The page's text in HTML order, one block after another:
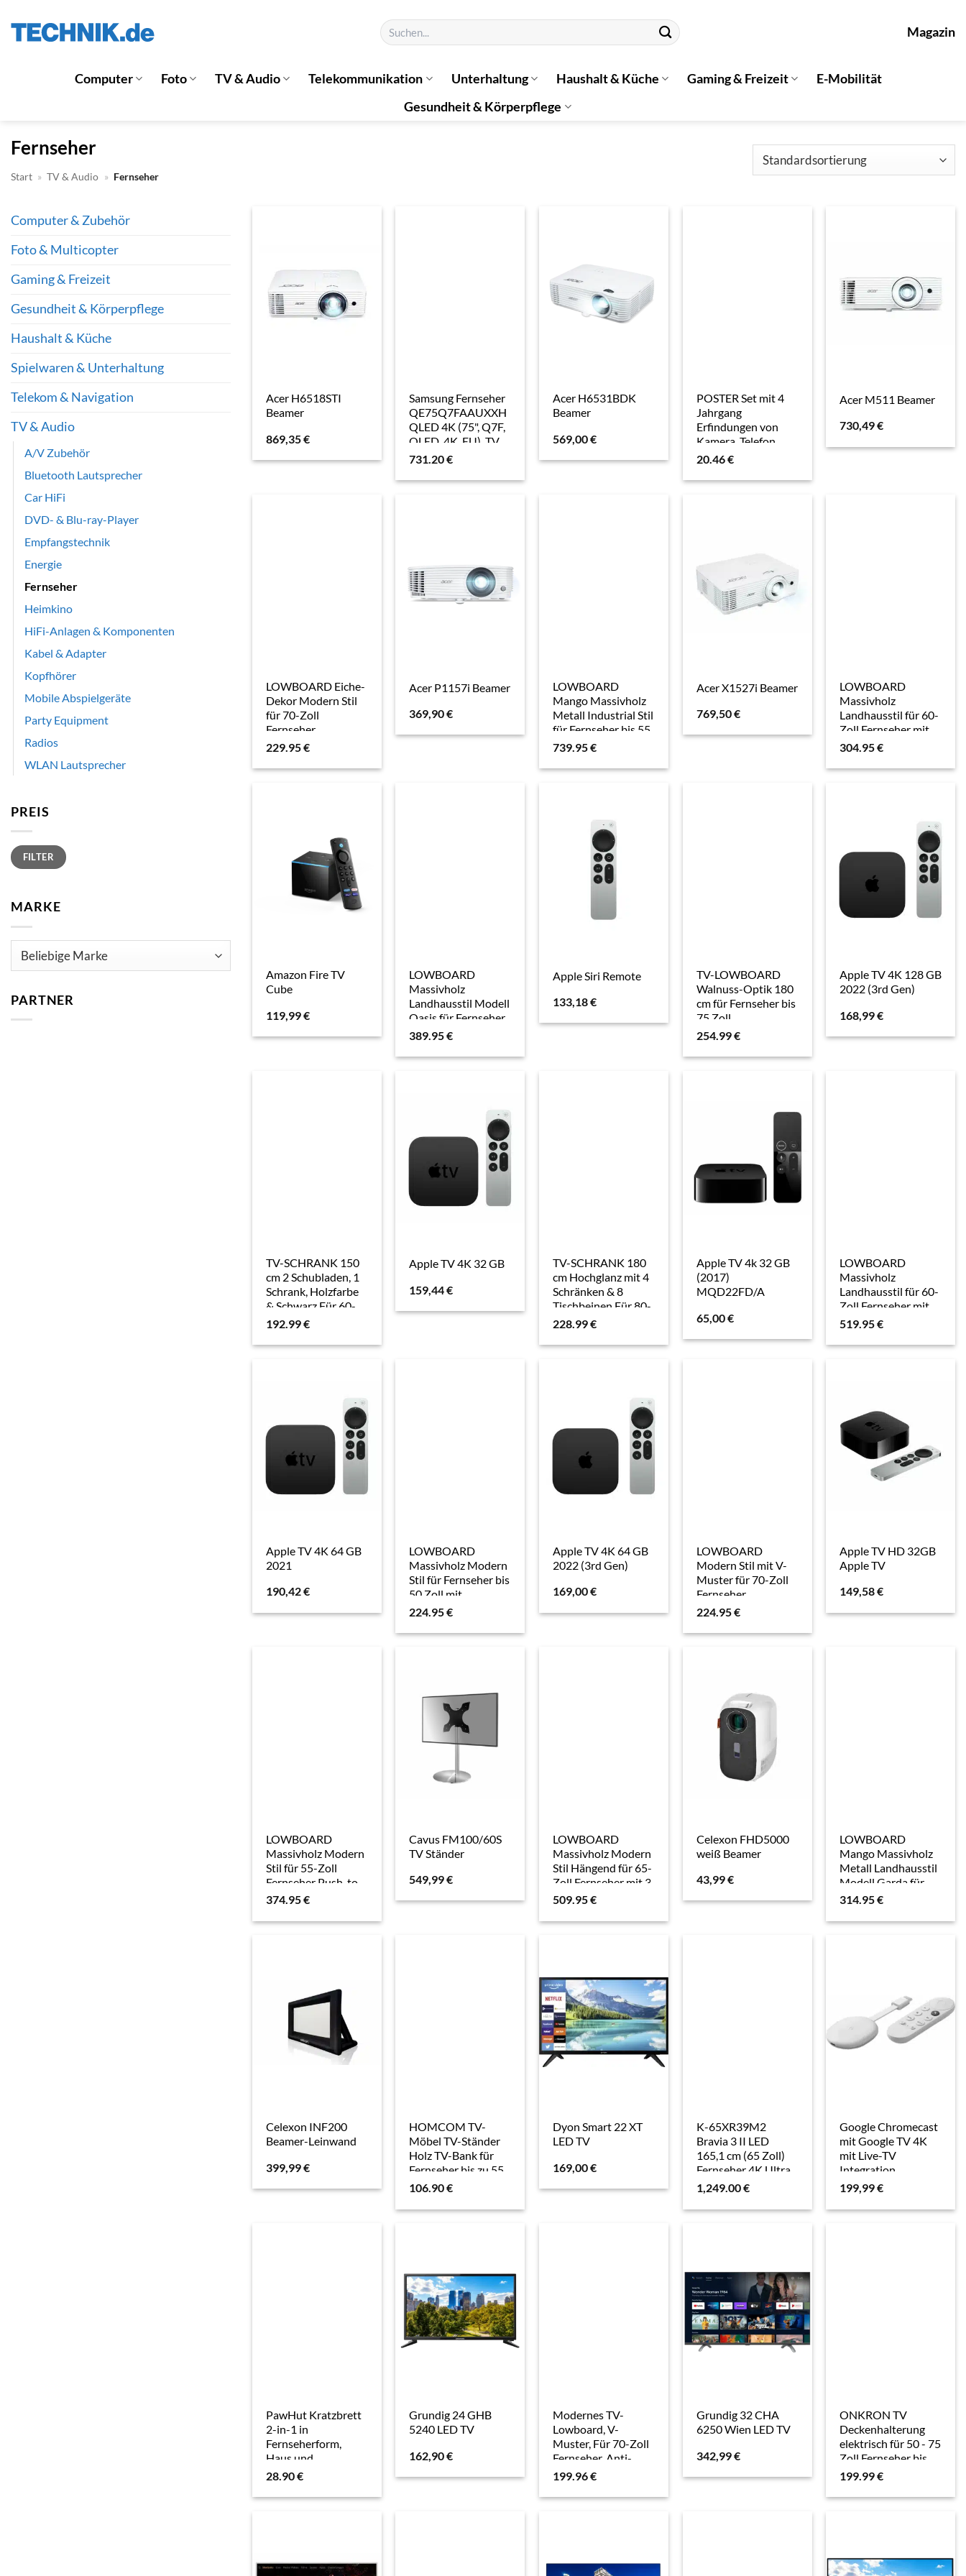
Inhalt
Suchen
nach:
Magazin
Computer Foto TV & Audio Telekommunikation Unterhaltung Haushalt & Küche Gaming & Freizeit
E-Mobilität
Gesundheit & Körperpflege
Fernseher
Start » TV & Audio » Fernseher
Computer & Zubehör
Foto & Multicopter
Gaming & Freizeit
Gesundheit & Körperpflege
Haushalt & Küche
Spielwaren & Unterhaltung
Telekom & Navigation
TV & Audio
A/V Zubehör
Bluetooth Lautsprecher
Car HiFi
DVD- & Blu-ray-Player
Empfangstechnik
Energie
Fernseher
Heimkino
HiFi-Anlagen & Komponenten
Kabel & Adapter
Kopfhörer
Mobile Abspielgeräte
Party Equipment
Radios
WLAN Lautsprecher
PREIS
Min.
Preis
Max.
PreisFILTER
MARKE
PARTNER
Acer H6518STI
Beamer
869,35€
Samsung Fernseher
QE75Q7FAAUXXH
QLED 4K (75", Q7F,
QLED, 4K, EU), TV,
Schwarz
731.20€
Acer H6531BDK
Beamer
569,00€
POSTER Set mit 4
Jahrgang
Erfindungen von
Kamera, Telefon,
Fernseher und
Rahmenlos
20.46€
Acer M511 Beamer
730,49€
LOWBOARD Eiche-
Dekor Modern Stil
für 70-Zoll
Fernseher
229.95€
Acer P1157i Beamer
369,90€
LOWBOARD
Mango Massivholz
Metall Industrial Stil
für Fernseher bis 55
Zoll
739.95€
Acer X1527i Beamer
769,50€
LOWBOARD
Massivholz
Landhausstil für 60-
Zoll Fernseher mit
Stauraum und
304.95€
Amazon Fire TV
Cube
119,99€
LOWBOARD
Massivholz
Landhausstil Modell
Oasis für Fernseher
bis 50 Zoll mit
389.95€
Apple Siri Remote
133,18€
TV-LOWBOARD
Walnuss-Optik 180
cm für Fernseher bis
75 Zoll
254.99€
Apple TV 4K 128 GB
2022 (3rd Gen)
168,99€
TV-SCHRANK 150
cm 2 Schubladen, 1
Schrank, Holzfarbe
& Schwarz Für 60-
Zoll Fernseher,
Kabelmanagement
192.99€
Apple TV 4K 32 GB
159,44€
TV-SCHRANK 180
cm Hochglanz mit 4
Schränken & 8
Tischbeinen Für 80-
Zoll Fernseher,
Trennwände,
228.99€
Apple TV 4k 32 GB
(2017)
MQD22FD/A
65,00€
LOWBOARD
Massivholz
Landhausstil für 60-
Zoll Fernseher mit
offenen Fächern
519.95€
Apple TV 4K 64 GB
2021
190,42€
LOWBOARD
Massivholz Modern
Stil für Fernseher bis
50 Zoll mit
Schublade und
224.95€
Apple TV 4K 64 GB
2022 (3rd Gen)
169,00€
LOWBOARD
Modern Stil mit V-
Muster für 70-Zoll
Fernseher
224.95€
Apple TV HD 32GB
Apple TV
149,58€
LOWBOARD
Massivholz Modern
Stil für 55-Zoll
Fernseher Push-to-
Open mit
374.95€
Cavus FM100/60S
TV Ständer
549,99€
LOWBOARD
Massivholz Modern
Stil Hängend für 65-
Zoll Fernseher mit 3
Schubladen
509.95€
Celexon FHD5000
weiß Beamer
43,99€
LOWBOARD
Mango Massivholz
Metall Landhausstil
Modell Garda für
Fernseher bis 55
314.95€
Celexon INF200
Beamer-Leinwand
399,99€
HOMCOM TV-
Möbel TV-Ständer
Holz TV-Bank für
Fernseher bis zu 55
Zoll mit großem
und offenem Fach
Aosom
106.90€
Dyon Smart 22 XT
LED TV
169,00€
K-65XR39M2
Bravia 3 II LED
165,1 cm (65 Zoll)
Fernseher 4K Ultra
HD VESA 300 x 300
(Versandkostenfrei)
1,249.00€
Google Chromecast
mit Google TV 4K
mit Live-TV
Integration
199,99€
PawHut Kratzbrett
2-in-1 in
Fernseherform,
Haus und
Kratzmatte aus
Katzenminze, 39 x
28.90€
Grundig 24 GHB
5240 LED TV
162,90€
Modernes TV-
Lowboard, V-
Muster, Für 70-Zoll
Fernseher, Anti-
Rutsch-Noppen.
Kadima Design
199.96€
Grundig 32 CHA
6250 Wien LED TV
342,99€
ONKRON TV
Deckenhalterung
elektrisch für 50 - 75
Zoll Fernseher bis
40 kg, N3LE-B
199.99€